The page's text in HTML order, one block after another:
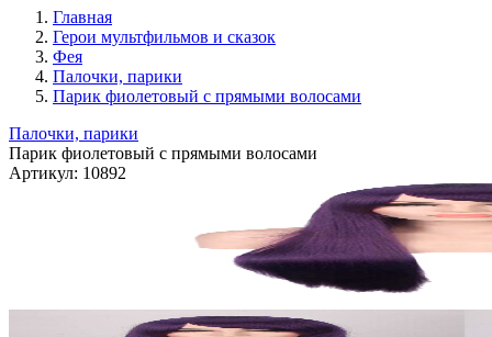
Главная
Герои мультфильмов и сказок
Фея
Палочки, парики
Парик фиолетовый с прямыми волосами
Палочки, парики
Парик фиолетовый с прямыми волосами
Артикул: 10892